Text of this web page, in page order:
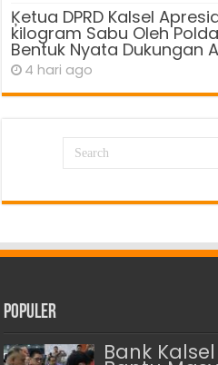
Ķetua DPRD Kalsel
kilogram Sabu Oleh
Bentuk Nyata Dukungan
4 hari ago
Populer
Bank